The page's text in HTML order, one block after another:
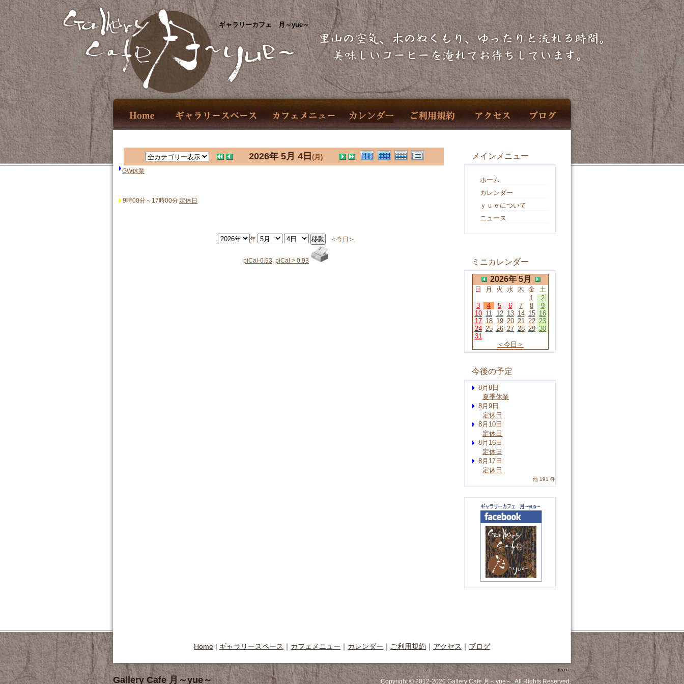
ギャラリーカフェ 月～yue～
2026年 5月 4日 (月)
GW休業
9時00分～17時00分 定休日
年 ＜今日＞
piCal-0.93, piCal > 0.93
メインメニュー
ホーム
カレンダー
ｙｕｅについて
ニュース
ミニカレンダー
2026年 5月
日 月 火 水 木 金 土
1
2
3
4 5 6 7 8
9
10 11 12 13 14 15 16
17 18 19 20 21 22 23
24 25 26 27 28 29 30
31
＜今日＞
今後の予定
8月8日
夏季休業
8月9日
定休日
8月10日
定休日
8月16日
定休日
8月17日
定休日
他 191 件
Home | ギャラリースペース ｜ カフェメニュー ｜ カレンダー ｜ ご利用規約 ｜ アクセス ｜ ブログ
Gallery Cafe 月～yue～ Copyright © 2012-2020 Gallery Cafe 月～yue～. All Rights Reserved.